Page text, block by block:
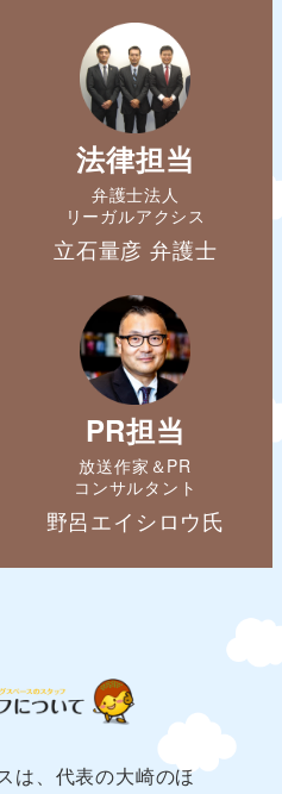
法律担当
弁護士法人
リーガルアクシス
立石量彦 弁護士
PR担当
放送作家＆PR
コンサルタント
野呂エイシロウ氏
は、代表の大崎のほ